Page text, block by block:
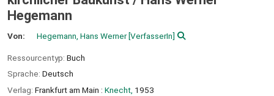
Hegemann
Von: Hegemann, Hans Werner[VerfasserIn]
Ressourcentyp: Buch
Sprache: Deutsch
Verlag: Frankfurt am Main : Knecht, 1953